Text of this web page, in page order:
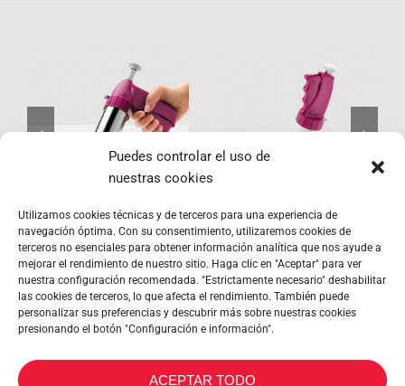
Puedes controlar el uso de
nuestras cookies
Utilizamos cookies técnicas y de terceros para una experiencia de
navegación óptima. Con su consentimiento, utilizaremos cookies de
terceros no esenciales para obtener información analítica que nos ayude a
mejorar el rendimiento de nuestro sitio. Haga clic en "Aceptar" para ver
nuestra configuración recomendada. "Estrictamente necesario" deshabilitar
las cookies de terceros, lo que afecta el rendimiento. También puede
personalizar sus preferencias y descubrir más sobre nuestras cookies
presionando el botón "Configuración e información".
ACEPTAR TODO
Profi-
Bisquick
Bisquick
METALTEX SA © 2023 Powered by Ticyweb